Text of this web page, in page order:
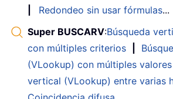
Redondeo sin usar fórmulas...
Super BUSCARV:Búsqueda
con múltiples criterios
(VLookup) con múltiples valores
vertical (VLookup) entre varias